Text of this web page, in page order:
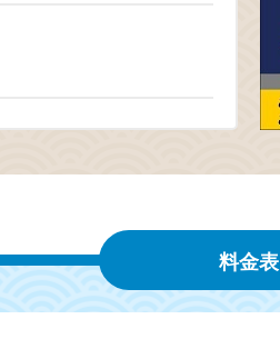
会と「ＪＰＦＡアワード」
料金表